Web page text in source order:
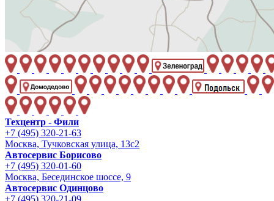
Техцентр - Фили
+7 (495) 320-21-63
Москва, Тучковская улица, 13с2
Автосервис Борисово
+7 (495) 320-01-60
Москва, Бесединское шоссе, 9
Автосервис Одинцово
+7 (495) 320-21-09